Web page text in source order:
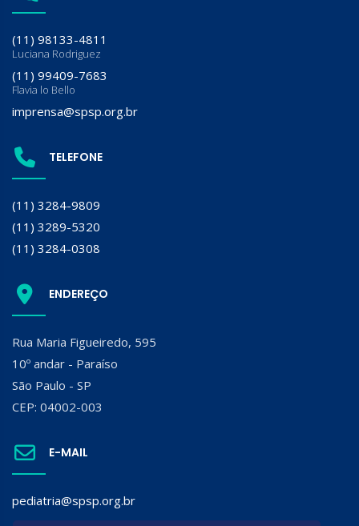
(11) 98133-4811
Luciana Rodriguez
(11) 99409-7683
Flavia lo Bello
imprensa@spsp.org.br
TELEFONE
(11) 3284-9809
(11) 3289-5320
(11) 3284-0308
ENDEREÇO
Rua Maria Figueiredo, 595
10º andar - Paraíso
São Paulo - SP
CEP: 04002-003
E-MAIL
pediatria@spsp.org.br